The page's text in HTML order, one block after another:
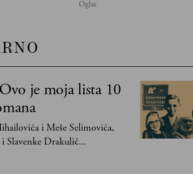
je moja lista 10
i Meše Selimovića,
Slavenke Drakulić...